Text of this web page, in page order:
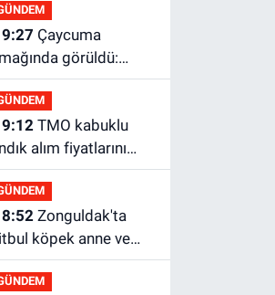
görüldü:
şaşkınlık
TMO kabuklu
alım fiyatlarını
Zonguldak'ta
köpek anne ve
saldırdı:
altındalar